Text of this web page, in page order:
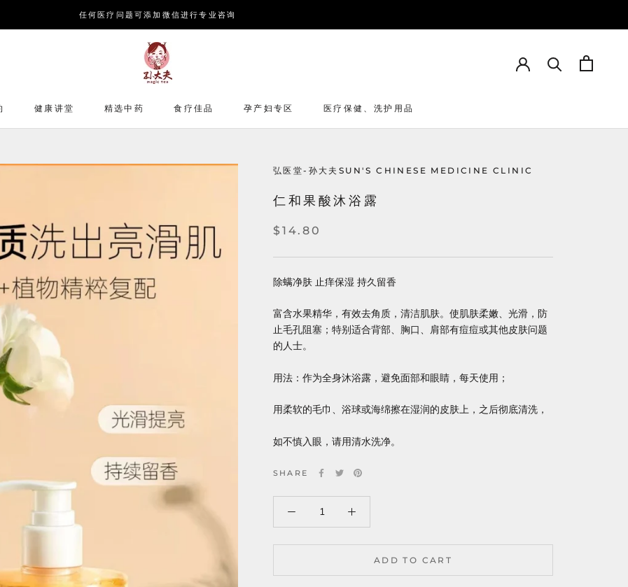
任何医疗问题可添加微信进行专业咨询
健康讲堂 精选中药 食疗佳品 孕产妇专区 医疗保健、洗护用品
弘医堂-孙大夫SUN'S CHINESE MEDICINE CLINIC
仁和果酸沐浴露
$14.80
除螨净肤 止痒保湿 持久留香
富含水果精华，有效去角质，清洁肌肤。使肌肤柔嫩、光滑，防
止毛孔阻塞；特别适合背部、胸口、肩部有痘痘或其他皮肤问题
的人士。
用法：作为全身沐浴露，避免面部和眼睛，每天使用；
用柔软的毛巾、浴球或海绵擦在湿润的皮肤上，之后彻底清洗，
如不慎入眼，请用清水洗净。
SHARE
ADD TO CART